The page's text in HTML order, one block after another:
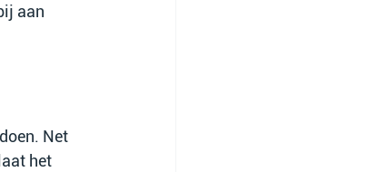
aan
Net
het